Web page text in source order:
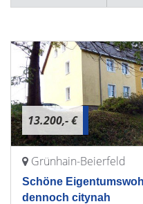
13.200,- €
Grünhain-Beierfeld
Schöne
dennoch citynah